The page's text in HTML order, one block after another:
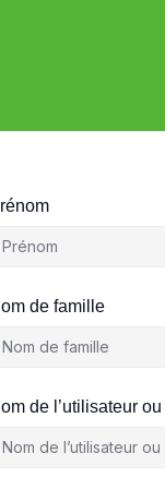
de famille
de l’utilisateur